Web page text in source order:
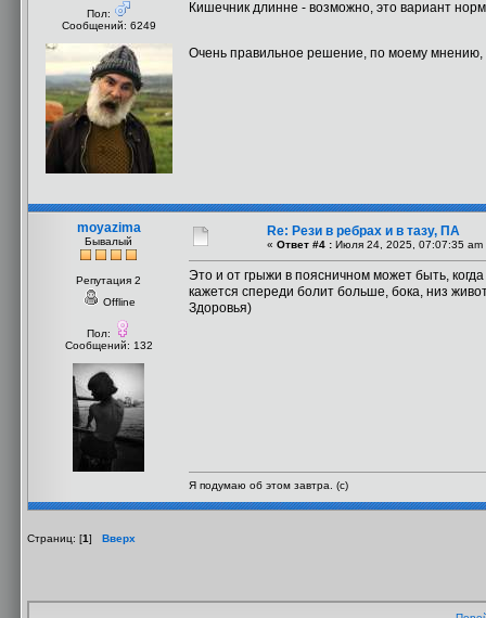
Пол:
Сообщений: 6249
Кишечник длинне - возможно, это вариант
Очень правильное решение, по моему
moyazima
Бывалый
Репутация 2
Offline
Пол:
Сообщений: 132
Re: Рези в ребрах и в тазу, ПА
« Ответ #4 : Июля 24, 2025, 07:07:35 am
Это и от грыжи в поясничном может быть,
кажется спереди болит больше, бока, низ
Здоровья)
Я подумаю об этом завтра. (с)
Страниц: [1] Вверх